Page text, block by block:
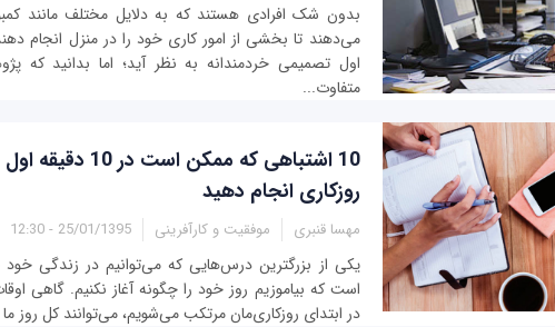
بدون شک افرادی هستند که به دلایل مختلف مانند
می‌دهند تا بخشی از امور کاری خود را در منزل انجام
اول تصمیمی خردمندانه به نظر آید؛ اما بدانید که
متفاوت...
10 اشتباهی که ممکن است در 10
روزکاری انجام دهید
مهسا قنبری موفقیت و کارآفرینی 25/01/1395 - 12:30
یکی از بزرگترین درس‌هایی که می‌توانیم در زندگی خود
است که بیاموزیم روز خود را چگونه آغاز نکنیم. گاهی
در ابتدای روزکاری‌مان مرتکب می‌شویم، می‌توانند کل روز